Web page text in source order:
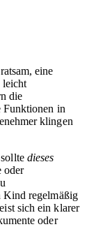
eine
die
in
klingen
dieses
oder
Kind regelmäßig
sich ein klarer
oder